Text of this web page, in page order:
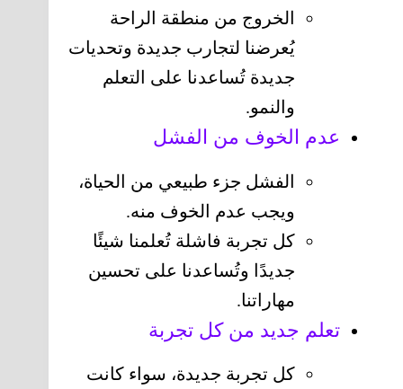
الخروج من منطقة الراحة
يُعرضنا لتجارب جديدة وتحديات
جديدة تُساعدنا على التعلم
والنمو.
عدم الخوف من الفشل
الفشل جزء طبيعي من الحياة،
ويجب عدم الخوف منه.
كل تجربة فاشلة تُعلمنا شيئًا
جديدًا وتُساعدنا على تحسين
مهاراتنا.
تعلم جديد من كل تجربة
كل تجربة جديدة، سواء كانت